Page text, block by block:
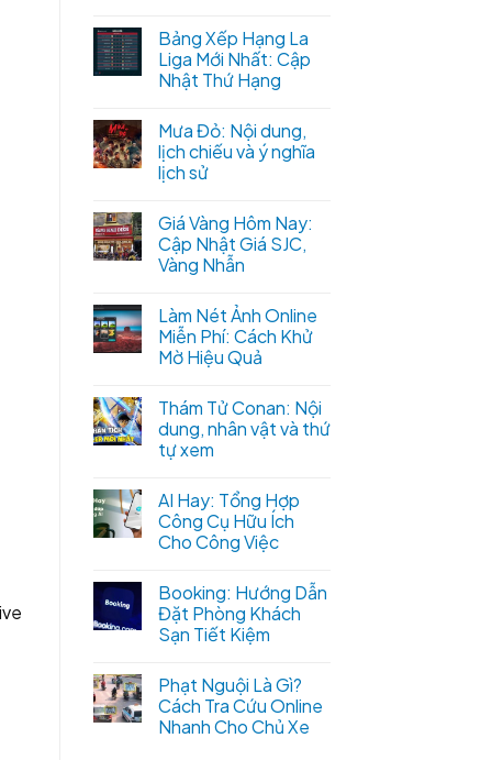
Bảng Xếp Hạng La
Liga Mới Nhất: Cập
Nhật Thứ Hạng
Mưa Đỏ: Nội dung,
lịch chiếu và ý nghĩa
lịch sử
Giá Vàng Hôm Nay:
Cập Nhật Giá SJC,
Vàng Nhẫn
Làm Nét Ảnh Online
Miễn Phí: Cách Khử
Mờ Hiệu Quả
Thám Tử Conan: Nội
dung, nhân vật và thứ
tự xem
AI Hay: Tổng Hợp
Công Cụ Hữu Ích
Cho Công Việc
Booking: Hướng Dẫn
Đặt Phòng Khách
Sạn Tiết Kiệm
Phạt Nguội Là Gì?
Cách Tra Cứu Online
Nhanh Cho Chủ Xe